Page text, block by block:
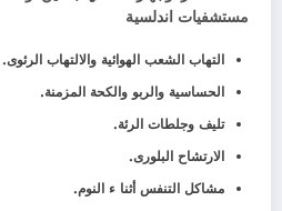
مستشفيات اندلسية
التهاب الشعب الهوائية والالتهاب الرئوى.
الحساسية والربو والكحة المزمنة.
تليف وجلطات الرئة.
الارتشاح البلورى.
مشاكل التنفس أثنا ء النوم.